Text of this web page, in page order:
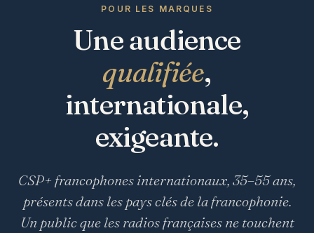
POUR LES MARQUES
Une audience
qualifiée,
internationale,
exigeante.
CSP+ francophones internationaux, 35–55 ans,
présents dans les pays clés de la francophonie.
Un public que les radios françaises ne touchent